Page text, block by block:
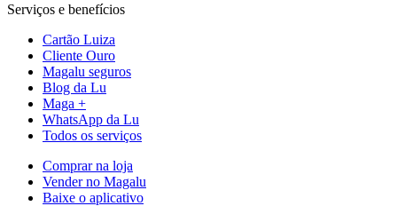
Serviços e benefícios
Cartão Luiza
Cliente Ouro
Magalu seguros
Blog da Lu
Maga +
WhatsApp da Lu
Todos os serviços
Comprar na loja
Vender no Magalu
Baixe o aplicativo